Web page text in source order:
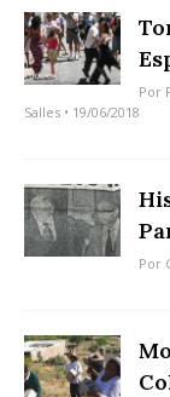
Por
Salles • 19/06/2018
Por